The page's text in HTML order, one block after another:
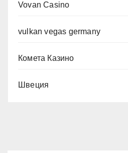
Vovan Casino
vulkan vegas germany
Комета Казино
Швеция